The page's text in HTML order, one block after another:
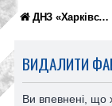
ДНЗ «Харківський регіональний центр професійної освіти поліграфічних медіатехнологій та машинобудування»
ВИДАЛИТИ
Ви впевнені, що